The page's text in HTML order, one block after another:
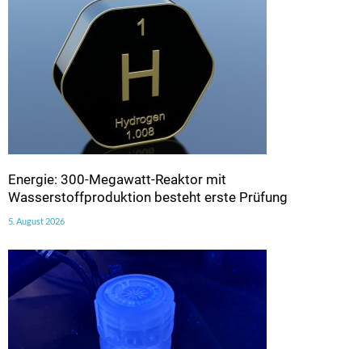
Energie: 300-Megawatt-Reaktor mit
Wasserstoffproduktion besteht erste Prüfung
5. August 2026